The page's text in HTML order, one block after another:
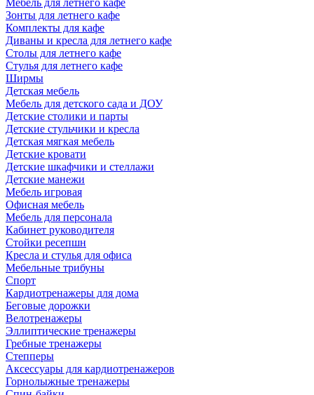
Мебель для летнего кафе
Зонты для летнего кафе
Комплекты для кафе
Диваны и кресла для летнего кафе
Столы для летнего кафе
Стулья для летнего кафе
Ширмы
Детская мебель
Мебель для детского сада и ДОУ
Детские столики и парты
Детские стульчики и кресла
Детская мягкая мебель
Детские кровати
Детские шкафчики и стеллажи
Детские манежи
Мебель игровая
Офисная мебель
Мебель для персонала
Кабинет руководителя
Стойки ресепшн
Кресла и стулья для офиса
Мебельные трибуны
Спорт
Кардиотренажеры для дома
Беговые дорожки
Велотренажеры
Эллиптические тренажеры
Гребные тренажеры
Степперы
Аксессуары для кардиотренажеров
Горнолыжные тренажеры